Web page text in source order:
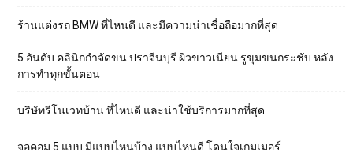
ร้านแต่งรถ BMW ที่ไหนดี และมีความน่าเชื่อถือมากที่สุด
5 อันดับ คลินิกกำจัดขน ปราจีนบุรี ผิวขาวเนียน รูขุมขนกระชับ หลัง
การทำทุกขั้นตอน
บริษัทรีโนเวทบ้าน ที่ไหนดี และน่าใช้บริการมากที่สุด
จอคอม 5 แบบ มีแบบไหนบ้าง แบบไหนดี โดนใจเกมเมอร์